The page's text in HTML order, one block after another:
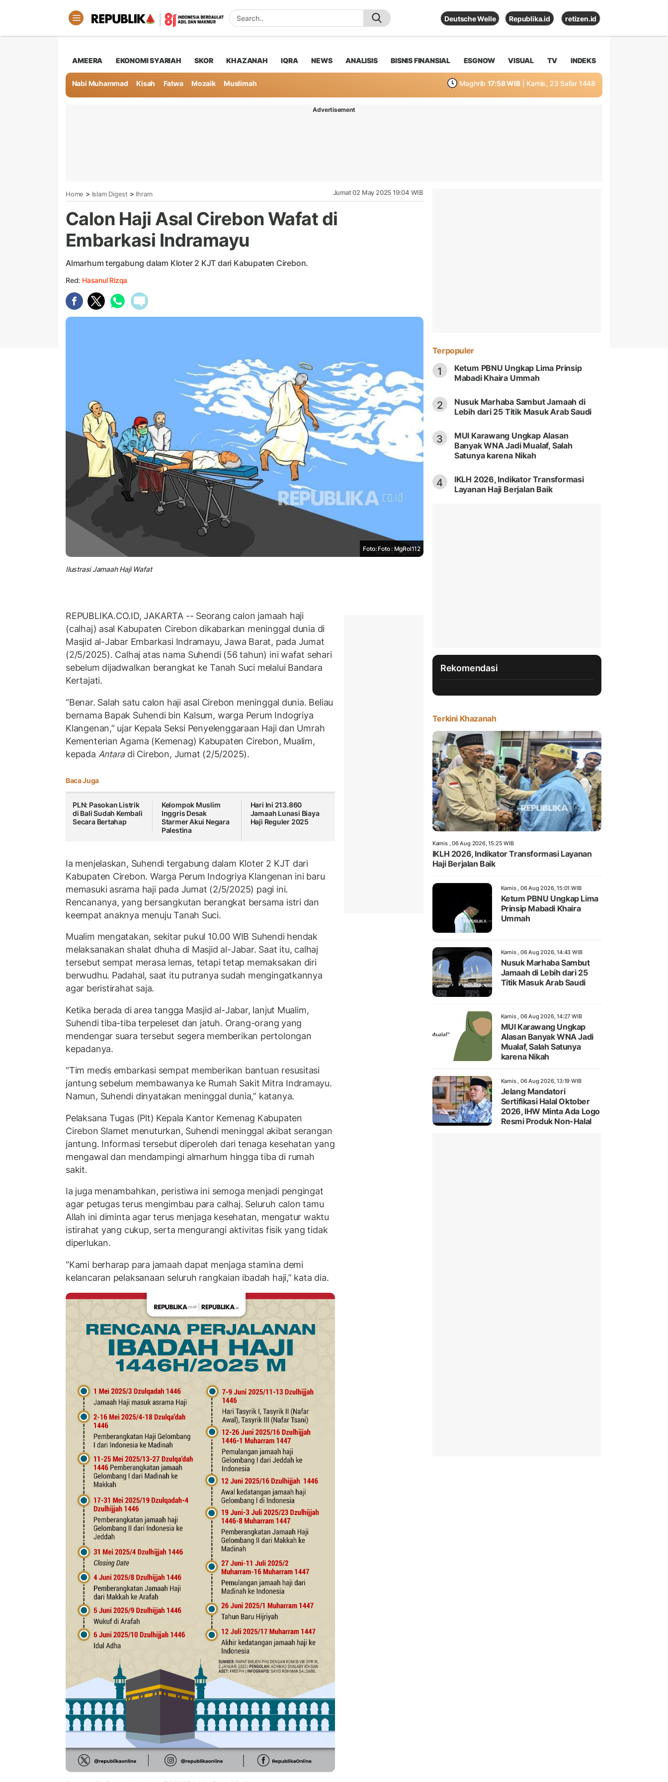
Deutsche Welle Republika.id retizen.id
AMEERA EKONOMI SYARIAH SKOR KHAZANAH IQRA NEWS ANALISIS BISNIS FINANSIAL ESGNOW VISUAL TV INDEKS
Nabi Muhammad Kisah Fatwa Mozaik Muslimah Maghrib 17:58 WIB | Kamis, 23 Safar 1448
Advertisement
Home > Islam Digest > Ihram Jumat 02 May 2025 19:04 WIB
Calon Haji Asal Cirebon Wafat di
Embarkasi Indramayu
Almarhum tergabung dalam Kloter 2 KJT dari Kabupaten Cirebon.
Red: Hasanul Rizqa
Foto: Foto : MgRol112
Ilustrasi Jamaah Haji Wafat
REPUBLIKA.CO.ID, JAKARTA -- Seorang calon jamaah haji
(calhaj) asal Kabupaten Cirebon dikabarkan meninggal dunia di
Masjid al-Jabar Embarkasi Indramayu, Jawa Barat, pada Jumat
(2/5/2025). Calhaj atas nama Suhendi (56 tahun) ini wafat sehari
sebelum dijadwalkan berangkat ke Tanah Suci melalui Bandara
Kertajati.
“Benar. Salah satu calon haji asal Cirebon meninggal dunia. Beliau
bernama Bapak Suhendi bin Kalsum, warga Perum Indogriya
Klangenan,” ujar Kepala Seksi Penyelenggaraan Haji dan Umrah
Kementerian Agama (Kemenag) Kabupaten Cirebon, Mualim,
kepada Antaradi Cirebon, Jumat (2/5/2025).
Baca Juga
PLN: Pasokan Listrik
di Bali Sudah Kembali
Secara Bertahap
Kelompok Muslim
Inggris Desak
Starmer Akui Negara
Palestina
Hari Ini 213.860
Jamaah Lunasi Biaya
Haji Reguler 2025
Ia menjelaskan, Suhendi tergabung dalam Kloter 2 KJT dari
Kabupaten Cirebon. Warga Perum Indogriya Klangenan ini baru
memasuki asrama haji pada Jumat (2/5/2025) pagi ini.
Rencananya, yang bersangkutan berangkat bersama istri dan
keempat anaknya menuju Tanah Suci.
Mualim mengatakan, sekitar pukul 10.00 WIB Suhendi hendak
melaksanakan shalat dhuha di Masjid al-Jabar. Saat itu, calhaj
tersebut sempat merasa lemas, tetapi tetap memaksakan diri
berwudhu. Padahal, saat itu putranya sudah mengingatkannya
agar beristirahat saja.
Ketika berada di area tangga Masjid al-Jabar, lanjut Mualim,
Suhendi tiba-tiba terpeleset dan jatuh. Orang-orang yang
mendengar suara tersebut segera memberikan pertolongan
kepadanya.
“Tim medis embarkasi sempat memberikan bantuan resusitasi
jantung sebelum membawanya ke Rumah Sakit Mitra Indramayu.
Namun, Suhendi dinyatakan meninggal dunia,” katanya.
Pelaksana Tugas (Plt) Kepala Kantor Kemenag Kabupaten
Cirebon Slamet menuturkan, Suhendi meninggal akibat serangan
jantung. Informasi tersebut diperoleh dari tenaga kesehatan yang
mengawal dan mendampingi almarhum hingga tiba di rumah
sakit.
Ia juga menambahkan, peristiwa ini semoga menjadi pengingat
agar petugas terus mengimbau para calhaj. Seluruh calon tamu
Allah ini diminta agar terus menjaga kesehatan, mengatur waktu
istirahat yang cukup, serta mengurangi aktivitas fisik yang tidak
diperlukan.
“Kami berharap para jamaah dapat menjaga stamina demi
kelancaran pelaksanaan seluruh rangkaian ibadah haji,” kata dia.
Terpopuler
1
Ketum PBNU Ungkap Lima Prinsip
Mabadi Khaira Ummah
2
Nusuk Marhaba Sambut Jamaah di
Lebih dari 25 Titik Masuk Arab Saudi
3
MUI Karawang Ungkap Alasan
Banyak WNA Jadi Mualaf, Salah
Satunya karena Nikah
4
IKLH 2026, Indikator Transformasi
Layanan Haji Berjalan Baik
Rekomendasi
Terkini Khazanah
Kamis , 06 Aug 2026, 15:25 WIB
IKLH 2026, Indikator Transformasi Layanan
Haji Berjalan Baik
Kamis , 06 Aug 2026, 15:01 WIB
Ketum PBNU Ungkap Lima
Prinsip Mabadi Khaira
Ummah
Kamis , 06 Aug 2026, 14:43 WIB
Nusuk Marhaba Sambut
Jamaah di Lebih dari 25
Titik Masuk Arab Saudi
Kamis , 06 Aug 2026, 14:27 WIB
MUI Karawang Ungkap
Alasan Banyak WNA Jadi
Mualaf, Salah Satunya
karena Nikah
Kamis , 06 Aug 2026, 13:19 WIB
Jelang Mandatori
Sertifikasi Halal Oktober
2026, IHW Minta Ada Logo
Resmi Produk Non-Halal